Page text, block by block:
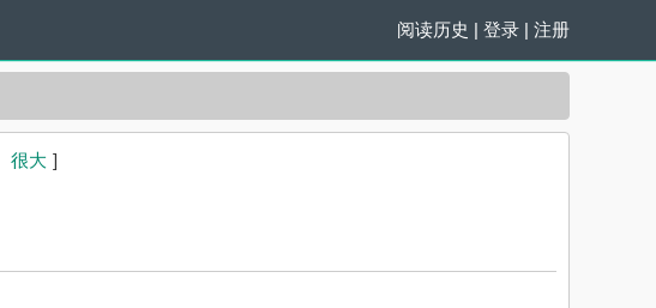
阅读历史 | 登录 | 注册
很大 ]